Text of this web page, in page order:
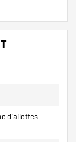
d'ailettes
!
d'ailettes